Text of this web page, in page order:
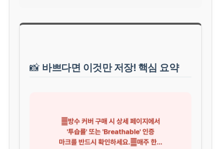
📸 바쁘다면 이것만 저장! 핵심 요약